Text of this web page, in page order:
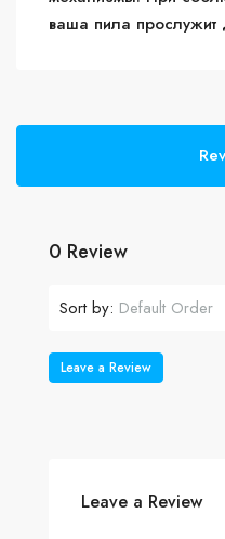
ваша пила прослужит
0 Review
Sort by: Default Order
Leave a Review
Leave a Review